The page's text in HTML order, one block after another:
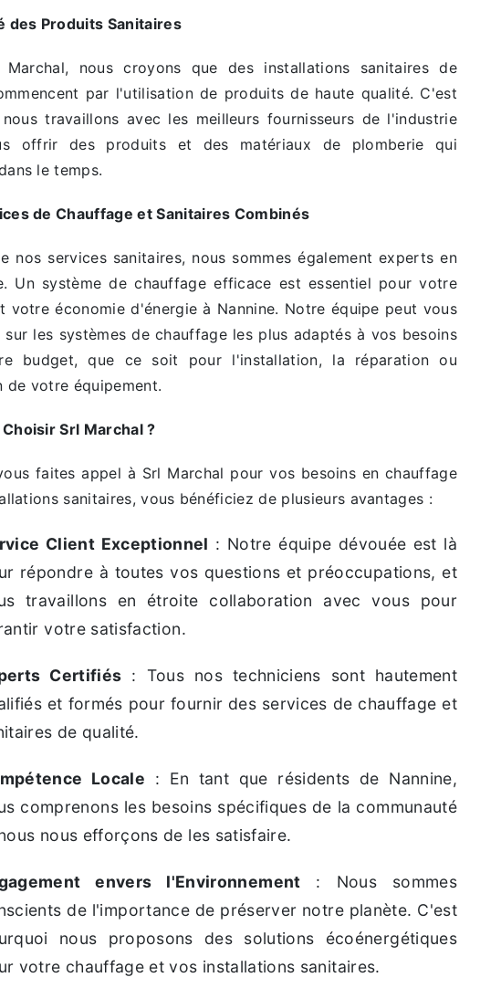
des Produits Sanitaires
Marchal, nous croyons que des installations sanitaires de
par l'utilisation de produits de haute qualité. C'est
travaillons avec les meilleurs fournisseurs de l'industrie
offrir des produits et des matériaux de plomberie qui
le temps.
de Chauffage et Sanitaires Combinés
nos services sanitaires, nous sommes également experts en
Un système de chauffage efficace est essentiel pour votre
votre économie d'énergie à Nannine. Notre équipe peut vous
sur les systèmes de chauffage les plus adaptés à vos besoins
budget, que ce soit pour l'installation, la réparation ou
de votre équipement.
Srl Marchal ?
faites appel à Srl Marchal pour vos besoins en chauffage
sanitaires, vous bénéficiez de plusieurs avantages :
Client Exceptionnel : Notre équipe dévouée est là
répondre à toutes vos questions et préoccupations, et
travaillons en étroite collaboration avec vous pour
votre satisfaction.
Certifiés : Tous nos techniciens sont hautement
et formés pour fournir des services de chauffage et
de qualité.
Locale : En tant que résidents de Nannine,
comprenons les besoins spécifiques de la communauté
nous efforçons de les satisfaire.
envers l'Environnement : Nous sommes
de l'importance de préserver notre planète. C'est
nous proposons des solutions écoénergétiques
votre chauffage et vos installations sanitaires.